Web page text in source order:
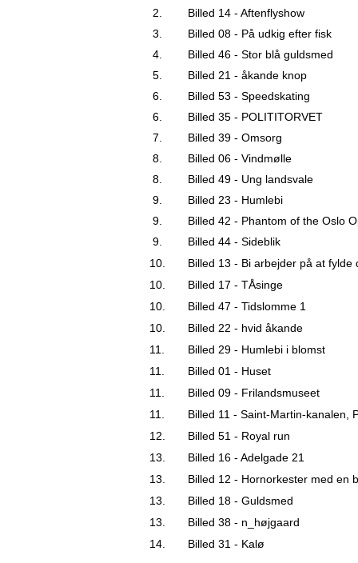
2.
Billed 14 - Aftenflyshow
3.
Billed 08 - På udkig efter fisk
4.
Billed 46 - Stor blå guldsmed
5.
Billed 21 - åkande knop
6.
Billed 53 - Speedskating
6.
Billed 35 - POLITITORVET
7.
Billed 39 - Omsorg
8.
Billed 06 - Vindmølle
8.
Billed 49 - Ung landsvale
9.
Billed 23 - Humlebi
9.
Billed 42 - Phantom of the Oslo
9.
Billed 44 - Sideblik
10.
Billed 13 - Bi arbejder på at fylde
10.
Billed 17 - TÅsinge
10.
Billed 47 - Tidslomme 1
10.
Billed 22 - hvid åkande
11.
Billed 29 - Humlebi i blomst
11.
Billed 01 - Huset
11.
Billed 09 - Frilandsmuseet
11.
Billed 11 - Saint-Martin-kanalen,
12.
Billed 51 - Royal run
13.
Billed 16 - Adelgade 21
13.
Billed 12 - Hornorkester med en
13.
Billed 18 - Guldsmed
13.
Billed 38 - n_højgaard
14.
Billed 31 - Kalø